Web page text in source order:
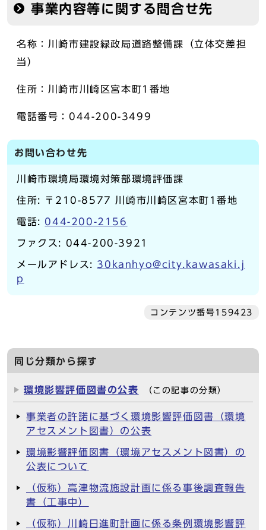
事業内容等に関する問合せ先
名称：川崎市建設緑政局道路整備課（立体交差担
当）
住所：川崎市川崎区宮本町1番地
電話番号：044-200-3499
お問い合わせ先
川崎市環境局環境対策部環境評価課
住所: 〒210-8577 川崎市川崎区宮本町1番地
電話: 044-200-2156
ファクス: 044-200-3921
メールアドレス: 30kanhyo@city.kawasaki.j
p
コンテンツ番号159423
同じ分類から探す
環境影響評価図書の公表 （この記事の分類）
事業者の許諾に基づく環境影響評価図書（環境
アセスメント図書）の公表
環境影響評価図書（環境アセスメント図書）の
公表について
（仮称）高津物流施設計画に係る事後調査報告
書（工事中）
（仮称）川崎日進町計画に係る条例環境影響評